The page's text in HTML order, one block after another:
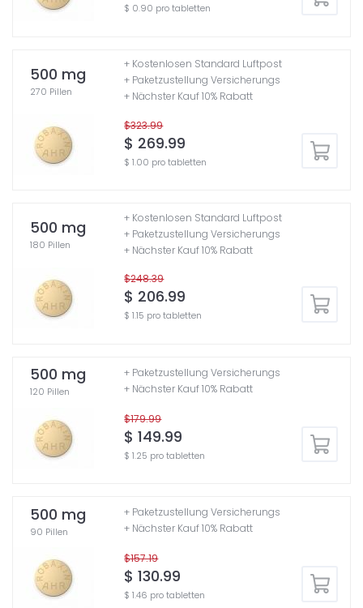
$ 0.90 pro tabletten
500 mg
270 Pillen
$323.99
$ 269.99
$ 1.00 pro tabletten
+ Kostenlosen Standard Luftpost
+ Paketzustellung Versicherungs
+ Nächster Kauf 10% Rabatt
500 mg
180 Pillen
$248.39
$ 206.99
$ 1.15 pro tabletten
+ Kostenlosen Standard Luftpost
+ Paketzustellung Versicherungs
+ Nächster Kauf 10% Rabatt
500 mg
120 Pillen
$179.99
$ 149.99
$ 1.25 pro tabletten
+ Paketzustellung Versicherungs
+ Nächster Kauf 10% Rabatt
500 mg
90 Pillen
$157.19
$ 130.99
$ 1.46 pro tabletten
+ Paketzustellung Versicherungs
+ Nächster Kauf 10% Rabatt